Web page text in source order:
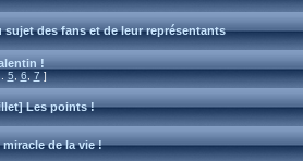
sujet des fans et de leur représentants
!
5,6,7]
Les points !
de la vie !